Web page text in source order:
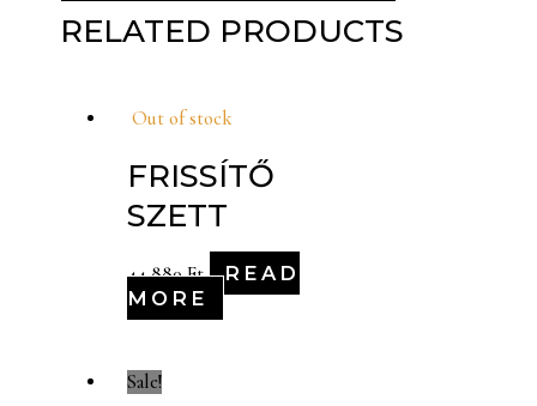
RELATED PRODUCTS
Out of stock
FRISSÍTŐ
SZETT
44,880Ft
READ
MORE
Sale!